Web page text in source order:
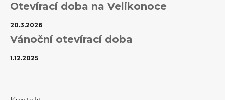
Otevírací doba na Velikonoce
20.3.2026
Vánoční otevírací doba
1.12.2025